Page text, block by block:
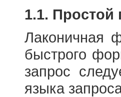
1.1. Простой
Лаконичная
быстрого
запрос
языка